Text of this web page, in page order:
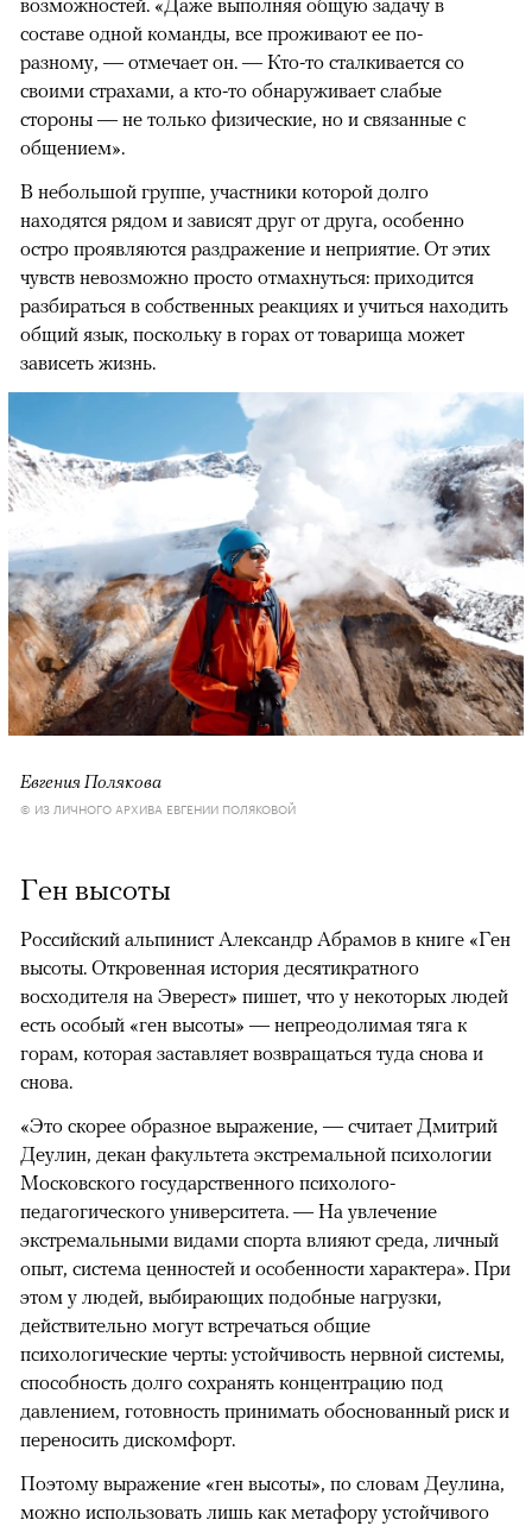
составе одной команды, все проживают ее по-
разному, — отмечает он. — Кто-то сталкивается со
своими страхами, а кто-то обнаруживает слабые
стороны — не только физические, но и связанные с
общением».
В небольшой группе, участники которой долго
находятся рядом и зависят друг от друга, особенно
остро проявляются раздражение и неприятие. От этих
чувств невозможно просто отмахнуться: приходится
разбираться в собственных реакциях и учиться находить
общий язык, поскольку в горах от товарища может
зависеть жизнь.
Евгения Полякова
© ИЗ ЛИЧНОГО АРХИВА ЕВГЕНИИ ПОЛЯКОВОЙ
Ген высоты
Российский альпинист Александр Абрамов в книге «Ген
высоты. Откровенная история десятикратного
восходителя на Эверест» пишет, что у некоторых людей
есть особый «ген высоты» — непреодолимая тяга к
горам, которая заставляет возвращаться туда снова и
снова.
«Это скорее образное выражение, — считает Дмитрий
Деулин, декан факультета экстремальной психологии
Московского государственного психолого-
педагогического университета. — На увлечение
экстремальными видами спорта влияют среда, личный
опыт, система ценностей и особенности характера». При
этом у людей, выбирающих подобные нагрузки,
действительно могут встречаться общие
психологические черты: устойчивость нервной системы,
способность долго сохранять концентрацию под
давлением, готовность принимать обоснованный риск и
переносить дискомфорт.
Поэтому выражение «ген высоты», по словам Деулина,
можно использовать лишь как метафору устойчивого